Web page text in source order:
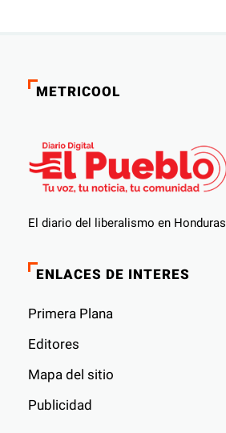
METRICOOL
El diario del liberalismo en Honduras
ENLACES DE INTERES
Primera Plana
Editores
Mapa del sitio
Publicidad